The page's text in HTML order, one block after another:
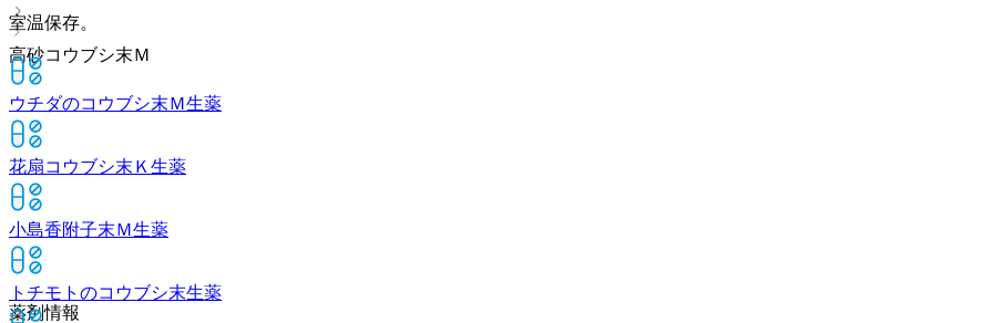
高砂コウブシ末Ｍ
室温保存。
ウチダのコウブシ末Ｍ生薬
花扇コウブシ末Ｋ 生薬
小島香附子末Ｍ生薬
トチモトのコウブシ末生薬
薬剤情報